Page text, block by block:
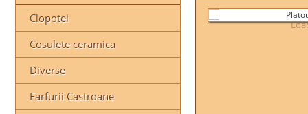
Clopotei
Cosulete ceramica
Diverse
Farfurii Castroane